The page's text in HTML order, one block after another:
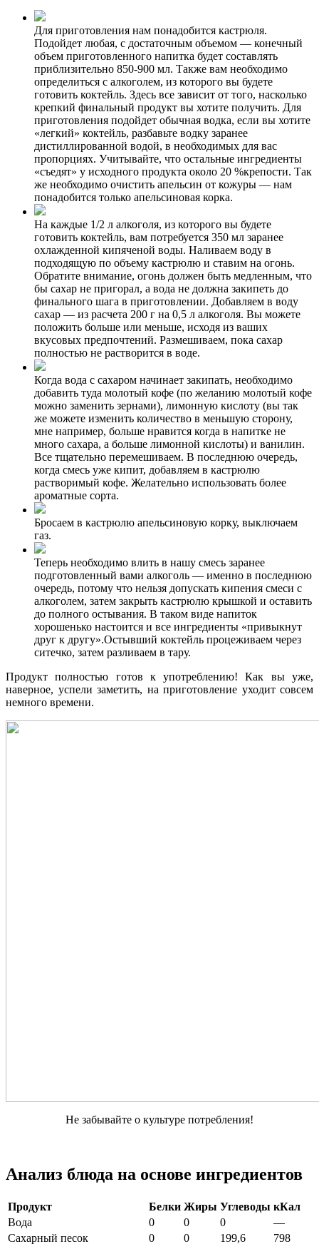
Для приготовления нам понадобится кастрюля.
Подойдет любая, с достаточным объемом — конечный
объем приготовленного напитка будет составлять
приблизительно 850-900 мл. Также вам необходимо
определиться с алкоголем, из которого вы будете
готовить коктейль. Здесь все зависит от того, насколько
крепкий финальный продукт вы хотите получить. Для
приготовления подойдет обычная водка, если вы хотите
«легкий» коктейль, разбавьте водку заранее
дистиллированной водой, в необходимых для вас
пропорциях. Учитывайте, что остальные ингредиенты
«съедят» у исходного продукта около 20 %крепости. Так
же необходимо очистить апельсин от кожуры — нам
понадобится только апельсиновая корка.
На каждые 1/2 л алкоголя, из которого вы будете
готовить коктейль, вам потребуется 350 мл заранее
охлажденной кипяченой воды. Наливаем воду в
подходящую по объему кастрюлю и ставим на огонь.
Обратите внимание, огонь должен быть медленным, что
бы сахар не пригорал, а вода не должна закипеть до
финального шага в приготовлении. Добавляем в воду
сахар — из расчета 200 г на 0,5 л алкоголя. Вы можете
положить больше или меньше, исходя из ваших
вкусовых предпочтений. Размешиваем, пока сахар
полностью не растворится в воде.
Когда вода с сахаром начинает закипать, необходимо
добавить туда молотый кофе (по желанию молотый кофе
можно заменить зернами), лимонную кислоту (вы так
же можете изменить количество в меньшую сторону,
мне например, больше нравится когда в напитке не
много сахара, а больше лимонной кислоты) и ванилин.
Все тщательно перемешиваем. В последнюю очередь,
когда смесь уже кипит, добавляем в кастрюлю
растворимый кофе. Желательно использовать более
ароматные сорта.
Бросаем в кастрюлю апельсиновую корку, выключаем
газ.
Теперь необходимо влить в нашу смесь заранее
подготовленный вами алкоголь — именно в последнюю
очередь, потому что нельзя допускать кипения смеси с
алкоголем, затем закрыть кастрюлю крышкой и оставить
до полного остывания. В таком виде напиток
хорошенько настоится и все ингредиенты «привыкнут
друг к другу».Остывший коктейль процеживаем через
ситечко, затем разливаем в тару.
Продукт полностью готов к употреблению! Как вы уже,
наверное, успели заметить, на приготовление уходит совсем
немного времени.
Не забывайте о культуре потребления!
Анализ блюда на основе ингредиентов
Продукт Белки Жиры Углеводы кКал
Вода
0 0 0
—
Сахарный песок
0 0 199,6
798